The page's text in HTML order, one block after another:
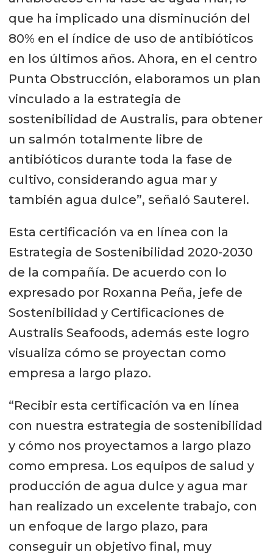
que ha implicado una disminución del
80% en el índice de uso de antibióticos
en los últimos años. Ahora, en el centro
Punta Obstrucción, elaboramos un plan
vinculado a la estrategia de
sostenibilidad de Australis, para obtener
un salmón totalmente libre de
antibióticos durante toda la fase de
cultivo, considerando agua mar y
también agua dulce”, señaló Sauterel.
Esta certificación va en línea con la
Estrategia de Sostenibilidad 2020-2030
de la compañía. De acuerdo con lo
expresado por Roxanna Peña, jefe de
Sostenibilidad y Certificaciones de
Australis Seafoods, además este logro
visualiza cómo se proyectan como
empresa a largo plazo.
“Recibir esta certificación va en línea
con nuestra estrategia de sostenibilidad
y cómo nos proyectamos a largo plazo
como empresa. Los equipos de salud y
producción de agua dulce y agua mar
han realizado un excelente trabajo, con
un enfoque de largo plazo, para
conseguir un objetivo final, muy